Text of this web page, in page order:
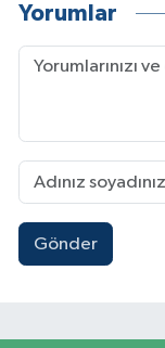
Yorumlar
Gönder